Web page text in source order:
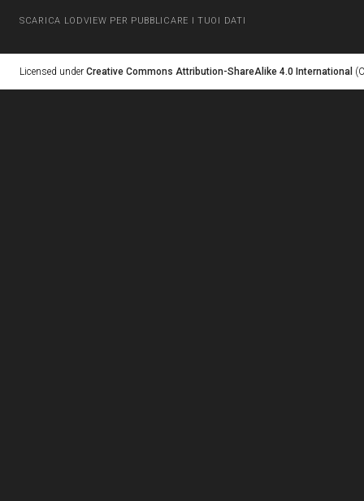
SCARICA LODVIEW PER PUBBLICARE I TUOI DATI
Licensed under Creative Commons Attribution-ShareAlike 4.0 International